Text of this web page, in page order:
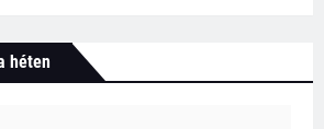
héten